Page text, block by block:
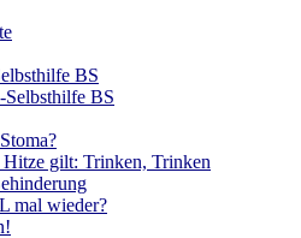
BS
Selbsthilfe BS
Hitze gilt: Trinken, Trinken
mal wieder?